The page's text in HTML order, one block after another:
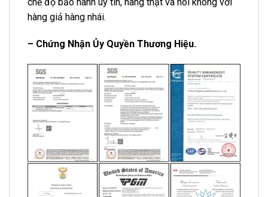
hàng giả hàng nhái.
– Chứng Nhận Ủy Quyền Thương Hiệu.